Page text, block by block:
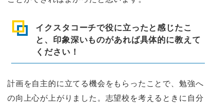
イクスタコーチで役に立ったと感じたこ
と、印象深いものがあれば具体的に教えて
ください！
計画を自主的に立てる機会をもらったことで、勉強へ
の向上心が上がりました。志望校を考えるときに自分